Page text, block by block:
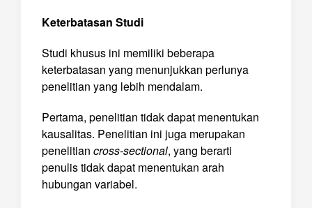
Keterbatasan Studi
Studi khusus ini memiliki beberapa
keterbatasan yang menunjukkan perlunya
penelitian yang lebih mendalam.
Pertama, penelitian tidak dapat menentukan
kausalitas. Penelitian ini juga merupakan
penelitian cross-sectional, yang berarti
penulis tidak dapat menentukan arah
hubungan variabel.